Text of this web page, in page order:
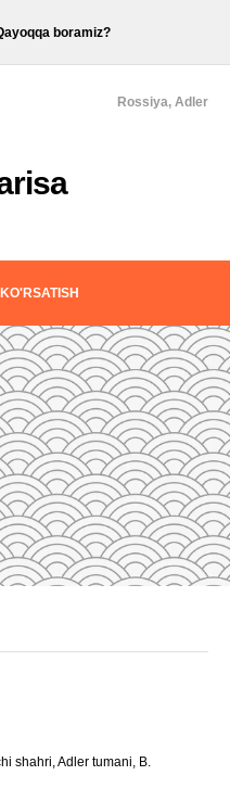
boramiz?
Rossiya, Adler
shahri, Adler tumani, B.